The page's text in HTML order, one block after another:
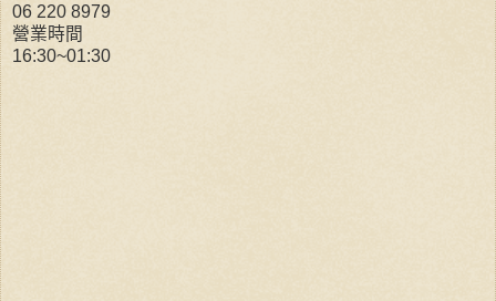
06 220 8979
營業時間
16:30~01:30